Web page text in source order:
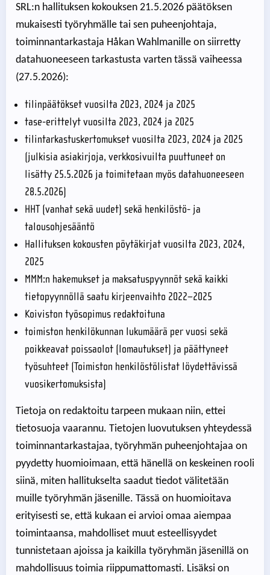
SRL:n hallituksen kokouksen 21.5.2026 päätöksen
mukaisesti työryhmälle tai sen puheenjohtaja,
toiminnantarkastaja Håkan Wahlmanille on siirretty
datahuoneeseen tarkastusta varten tässä vaiheessa
(27.5.2026):
tilinpäätökset vuosilta 2023, 2024 ja 2025
tase-erittelyt vuosilta 2023, 2024 ja 2025
tilintarkastuskertomukset vuosilta 2023, 2024 ja 2025
(julkisia asiakirjoja, verkkosivuilta puuttuneet on
lisätty 25.5.2026 ja toimitetaan myös datahuoneeseen
28.5.2026)
HHT (vanhat sekä uudet) sekä henkilöstö- ja
talousohjesääntö
Hallituksen kokousten pöytäkirjat vuosilta 2023, 2024,
2025
MMM:n hakemukset ja maksatuspyynnöt sekä kaikki
tietopyynnöllä saatu kirjeenvaihto 2022–2025
Koiviston työsopimus redaktoituna
toimiston henkilökunnan lukumäärä per vuosi sekä
poikkeavat poissaolot (lomautukset) ja päättyneet
työsuhteet (Toimiston henkilöstölistat löydettävissä
vuosikertomuksista)
Tietoja on redaktoitu tarpeen mukaan niin, ettei
tietosuoja vaarannu. Tietojen luovutuksen yhteydessä
toiminnantarkastajaa, työryhmän puheenjohtajaa on
pyydetty huomioimaan, että hänellä on keskeinen rooli
siinä, miten hallitukselta saadut tiedot välitetään
muille työryhmän jäsenille. Tässä on huomioitava
erityisesti se, että kukaan ei arvioi omaa aiempaa
toimintaansa, mahdolliset muut esteellisyydet
tunnistetaan ajoissa ja kaikilla työryhmän jäsenillä on
mahdollisuus toimia riippumattomasti. Lisäksi on